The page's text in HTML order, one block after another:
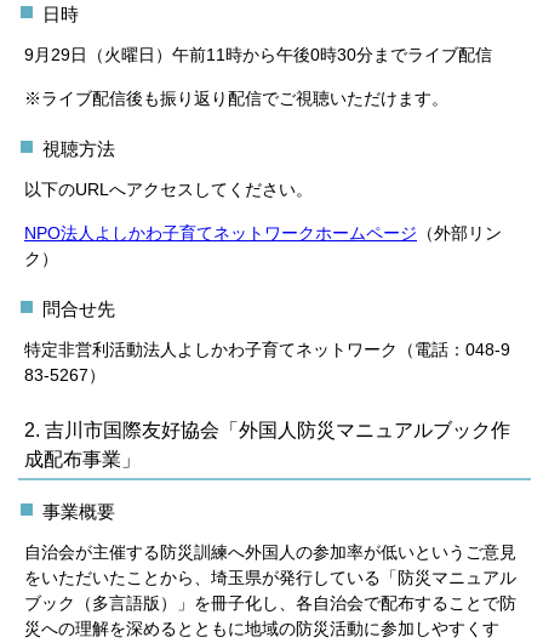
日時
9月29日（火曜日）午前11時から午後0時30分までライブ配信
※ライブ配信後も振り返り配信でご視聴いただけます。
視聴方法
以下のURLへアクセスしてください。
NPO法人よしかわ子育てネットワークホームページ （外部リン
ク）
問合せ先
特定非営利活動法人よしかわ子育てネットワーク（電話：048-9
83-5267）
2. 吉川市国際友好協会「外国人防災マニュアルブック作
成配布事業」
事業概要
自治会が主催する防災訓練へ外国人の参加率が低いというご意見
をいただいたことから、埼玉県が発行している「防災マニュアル
ブック（多言語版）」を冊子化し、各自治会で配布することで防
災への理解を深めるとともに地域の防災活動に参加しやすくす